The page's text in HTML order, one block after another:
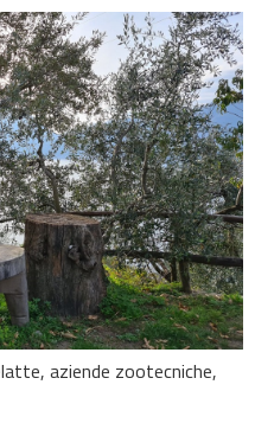
aziende zootecniche,